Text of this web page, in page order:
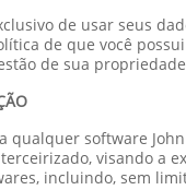
de usar seus
de que você
de sua
qualquer software
visando a
incluindo, sem